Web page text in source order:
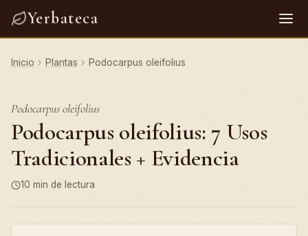
Yerbateca
Inicio › Plantas › Podocarpus oleifolius
Podocarpus oleifolius
Podocarpus oleifolius: 7 Usos
Tradicionales + Evidencia
10 min de lectura